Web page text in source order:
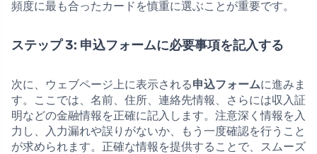
頻度に最も合ったカードを慎重に選ぶことが重要です。
ステップ 3: 申込フォームに必要事項を記入する
次に、ウェブページ上に表示される申込フォームに進みま
す。ここでは、名前、住所、連絡先情報、さらには収入証
明などの金融情報を正確に記入します。注意深く情報を入
力し、入力漏れや誤りがないか、もう一度確認を行うこと
が求められます。正確な情報を提供することで、スムーズ